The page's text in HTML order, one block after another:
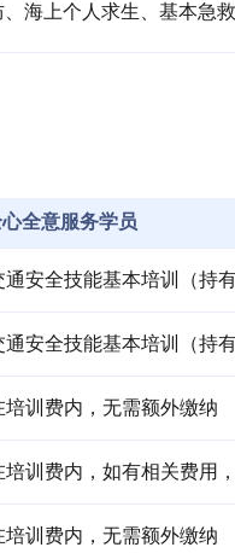
海上个人求生、基本急
全意服务学员
通安全技能基本培训（持
通安全技能基本培训（持
培训费内，无需额外缴纳
培训费内，如有相关费用
培训费内，无需额外缴纳